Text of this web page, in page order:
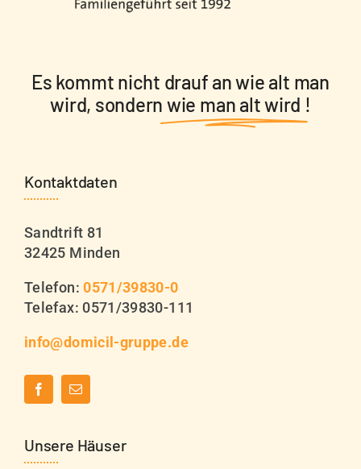
Es kommt nicht drauf an wie alt man
wird, sondern wie man alt wird !
Kontaktdaten
Sandtrift 81
32425 Minden
Telefon:0571/39830-0
Telefax: 0571/39830-111
info@domicil-gruppe.de
Unsere Häuser